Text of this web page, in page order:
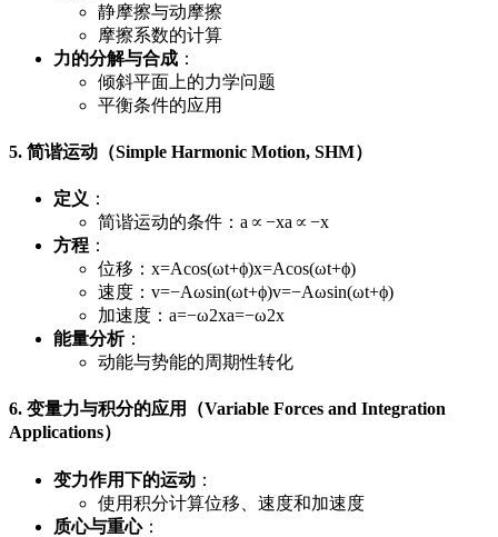
静摩擦与动摩擦
摩擦系数的计算
力的分解与合成 ：
倾斜平面上的力学问题
平衡条件的应用
5. 简谐运动（Simple Harmonic Motion, SHM）
定义 ：
简谐运动的条件： a∝−xa ∝ −x
方程 ：
位移： x=Acos⁡(ωt+ϕ)x=Acos(ωt+ϕ)
速度： v=−Aωsin⁡(ωt+ϕ)v=−Aωsin(ωt+ϕ)
加速度： a=−ω2xa=−ω2x
能量分析：
动能与势能的周期性转化
6. 变量力与积分的应用（Variable Forces and Integration
Applications）
变力作用下的运动 ：
使用积分计算位移、速度和加速度
质心与重心：